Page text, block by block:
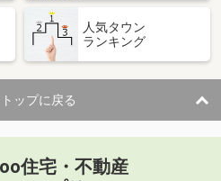
人気タウン
ランキング
ップに戻る
住宅・不動産